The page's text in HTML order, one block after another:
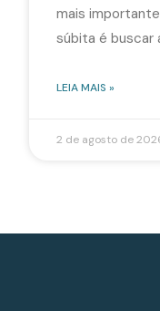
mais
súbita é buscar
LEIA MAIS »
2 de agosto de